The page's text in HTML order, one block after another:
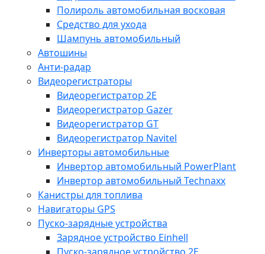
Полироль автомобильная восковая
Средство для ухода
Шампунь автомобильный
Автошины
Анти-радар
Видеорегистраторы
Видеорегистратор 2E
Видеорегистратор Gazer
Видеорегистратор GT
Видеорегистратор Navitel
Инверторы автомобильные
Инвертор автомобильный PowerPlant
Инвертор автомобильный Technaxx
Канистры для топлива
Навигаторы GPS
Пуско-зарядные устройства
Зарядное устройство Einhell